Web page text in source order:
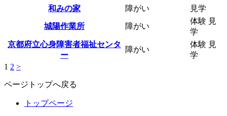
和みの家
障がい 見学
城陽作業所 障がい
体験 見
学
京都府立心身障害者福祉センタ
ー
障がい
体験 見
学
1 2 >
ページトップへ戻る
トップページ